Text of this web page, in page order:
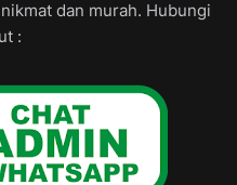
nikmat dan murah. Hubungi
: